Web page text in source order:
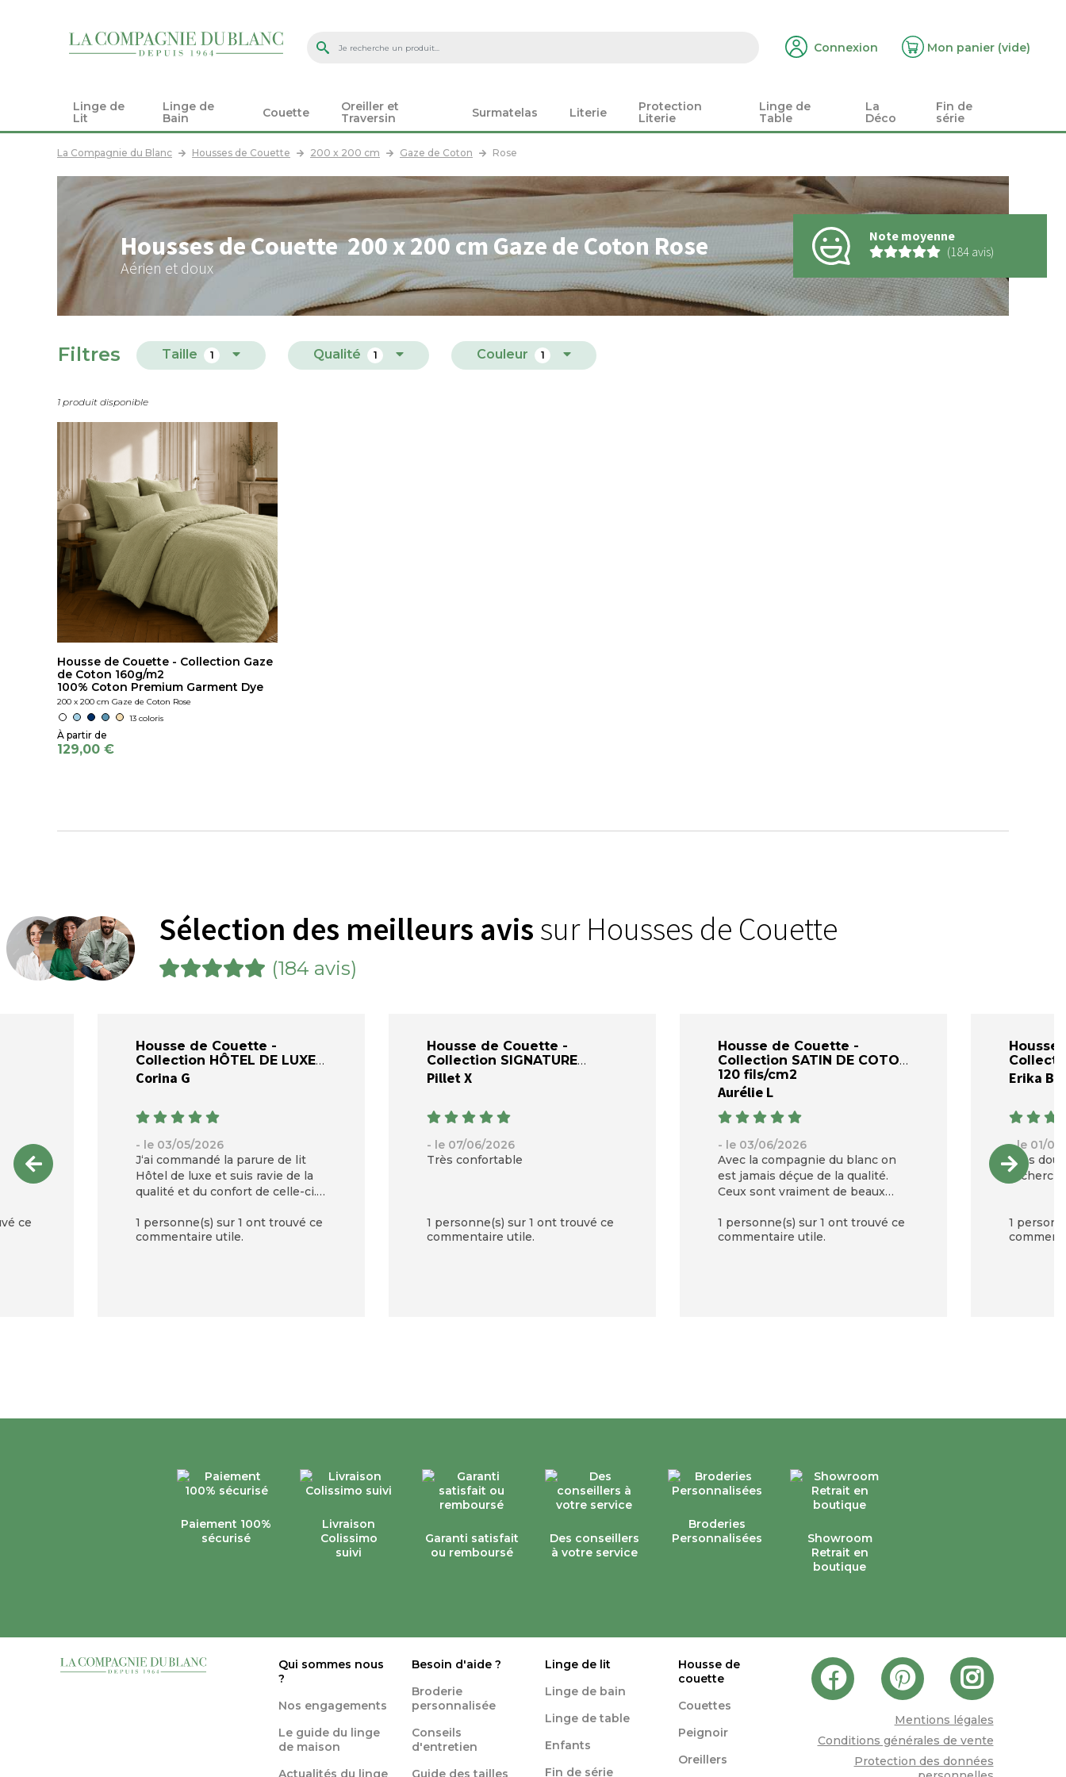
Connexion Mon panier (vide)
Linge de
Lit
Linge de
Bain
Couette
Oreiller et
Traversin
Surmatelas Literie
Protection
Literie
Linge de
Table
La
Déco
Fin de
série
La Compagnie du Blanc Housses de Couette 200 x 200 cm Gaze de Coton Rose
Housses de Couette 200 x 200 cm Gaze de Coton Rose
Aérien et doux
Note moyenne
(184 avis)
Filtres Taille 1 Qualité 1 Couleur 1
1 produit disponible
Housse de Couette - Collection Gaze
de Coton 160g/m2
100% Coton Premium Garment Dye
200 x 200 cm Gaze de Coton Rose
13 coloris
129,00 €
Sélection des meilleurs avis sur Housses de Couette
(184 avis)
ce
Housse de Couette -
Collection HÔTEL DE LUXE
Corina G
- le 03/05/2026
J‘ai commandé la parure de lit
Hôtel de luxe et suis ravie de la
qualité et du confort de celle-ci.
prix parle de la très belle qualité.
1 personne(s) sur 1 ont trouvé ce
commentaire utile.
Housse de Couette -
Collection SIGNATURE
Pillet X
- le 07/06/2026
Très confortable
1 personne(s) sur 1 ont trouvé ce
commentaire utile.
Housse de Couette -
Collection SATIN DE COTON
120 fils/cm2
Aurélie L
- le 03/06/2026
Avec la compagnie du blanc on
est jamais déçue de la qualité.
Ceux sont vraiment de beaux
1 personne(s) sur 1 ont trouvé ce
commentaire utile.
Housse
Erika B
- le 01/
Très
1
Paiement 100%
sécurisé
Livraison
Colissimo
suivi
Garanti satisfait
ou remboursé
Des conseillers
à votre service
Broderies
Personnalisées
Showroom
Retrait en
boutique
Qui sommes nous
?
Nos engagements
Le guide du linge
de maison
Actualités du linge
Besoin d'aide ?
Broderie
personnalisée
Conseils
d'entretien
Guide des tailles
Linge de lit
Linge de bain
Linge de table
Enfants
Fin de série
Housse de
couette
Couettes
Peignoir
Oreillers
Mentions légales
Conditions générales de vente
Protection des données